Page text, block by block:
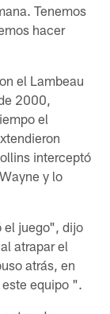
Tenemos
hacer
el Lambeau
2000,
el
interceptó
y lo
el juego", dijo
atrapar el
atrás, en
equipo ".